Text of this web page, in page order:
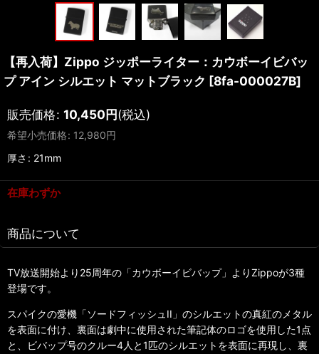
【再入荷】Zippo ジッポーライター：カウボーイビバッ
プ アイン シルエット マットブラック [8fa-000027B]
販売価格: 10,450円(税込)
希望小売価格: 12,980円
厚さ : 21mm
在庫わずか
商品について
TV放送開始より25周年の「カウボーイビバップ」よりZippoが3種
登場です。
スパイクの愛機「ソードフィッシュII」のシルエットの真紅のメタル
を表面に付け、裏面は劇中に使用された筆記体のロゴを使用した1点
と、ビバップ号のクルー4人と1匹のシルエットを表面に再現し、裏